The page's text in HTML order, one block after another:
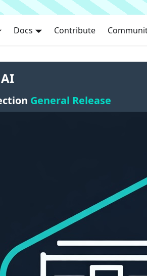
Docs Contribute
General Release